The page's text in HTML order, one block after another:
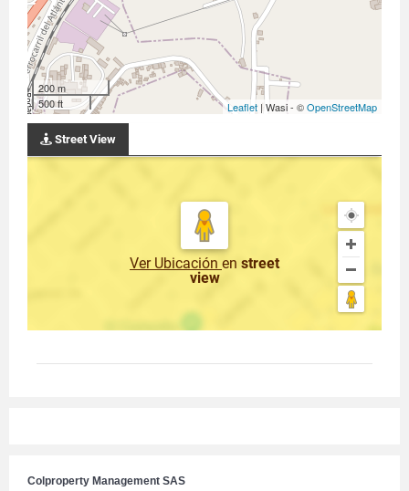
200 m
500 ft
Leaflet | Wasi - ©OpenStreetMap
Street View
Ver Ubicación en street
view
Colproperty Management SAS